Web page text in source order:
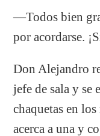
—Todos bien
por acordarse.
Don Alejandro
jefe de sala y se
chaquetas en
acerca a una y